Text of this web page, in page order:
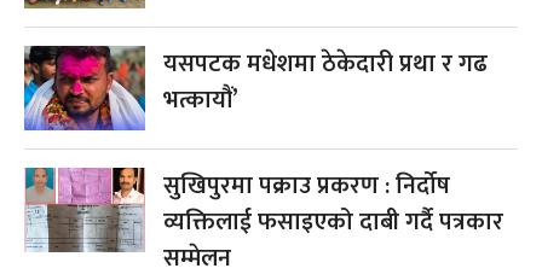
यसपटक मधेशमा ठेकेदारी प्रथा र गढ
भत्कायौं’
सुखिपुरमा पक्राउ प्रकरण : निर्दोष
व्यक्तिलाई फसाइएको दाबी गर्दै पत्रकार
सम्मेलन